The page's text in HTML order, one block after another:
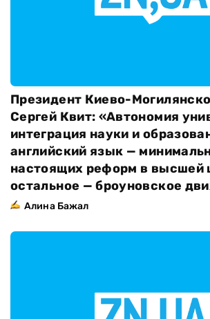
Президент Киево-
Сергей Квит: «Автономия
интеграция науки и
английский язык —
настоящих реформ в высшей
остальное — броуновское
Алина Бажал